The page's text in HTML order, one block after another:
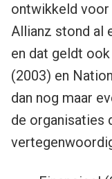
ontwikkeld voor
Allianz stond al
en dat geldt
(2003) en
dan nog maar
de organisaties